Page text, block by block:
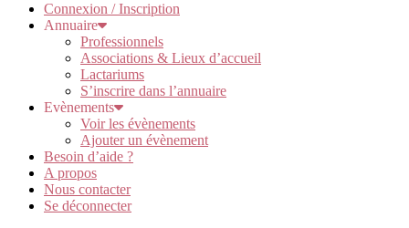
Connexion / Inscription
Annuaire
Professionnels
Associations & Lieux d’accueil
Lactariums
S’inscrire dans l’annuaire
Evènements
Voir les évènements
Ajouter un évènement
Besoin d’aide ?
A propos
Nous contacter
Se déconnecter